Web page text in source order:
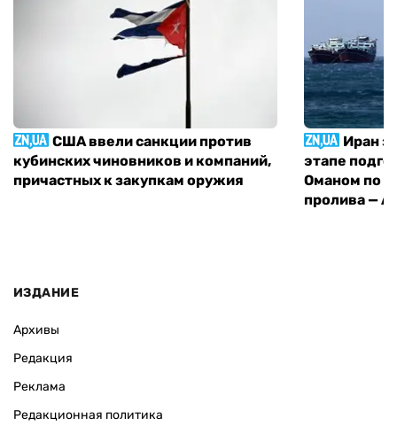
США ввели санкции против
кубинских чиновников и компаний,
причастных к закупкам оружия
Иран
этапе
Оманом по
пролива —
ИЗДАНИЕ
Архивы
Редакция
Реклама
Редакционная политика